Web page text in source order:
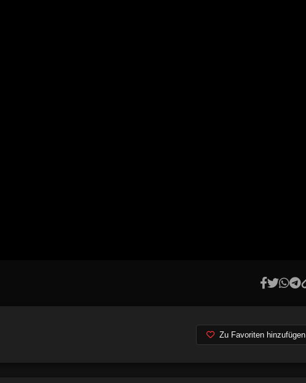
Zu Favoriten hinzufügen